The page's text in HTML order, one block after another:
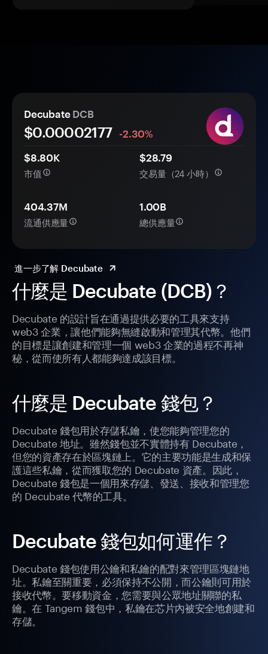
什麼是 Decubate (DCB)？
Decubate 的設計旨在通過提供必要的工具來支持
web3 企業，讓他們能夠無縫啟動和管理其代幣。他們
的目標是讓創建和管理一個 web3 企業的過程不再神
秘，從而使所有人都能夠達成該目標。
什麼是 Decubate 錢包？
Decubate 錢包用於存儲私鑰，使您能夠管理您的
Decubate 地址。雖然錢包並不實體持有 Decubate，
但您的資產存在於區塊鏈上。它的主要功能是生成和保
護這些私鑰，從而獲取您的 Decubate 資產。因此，
Decubate 錢包是一個用來存儲、發送、接收和管理您
的 Decubate 代幣的工具。
Decubate 錢包如何運作？
Decubate 錢包使用公鑰和私鑰的配對來管理區塊鏈地
址。私鑰至關重要，必須保持不公開，而公鑰則可用於
接收代幣。要移動資金，您需要與公眾地址關聯的私
鑰。在 Tangem 錢包中，私鑰在芯片內被安全地創建和
存儲。
Decubate DCB
$0.00002177
-2.30%
$8.80K
市值
$28.79
交易量（24 小時）
404.37M
流通供應量
1.00B
總供應量
進一步了解 Decubate